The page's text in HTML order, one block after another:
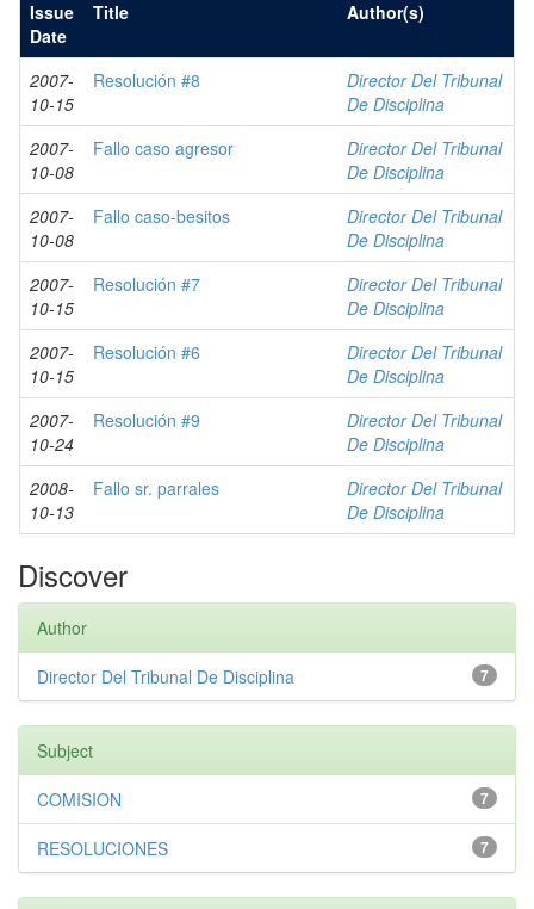
Issue
Date
Title Author(s)
2007-
10-15
Resolución #8
Director Del Tribunal
De Disciplina
2007-
10-08
Fallo caso agresor
Director Del Tribunal
De Disciplina
2007-
10-08
Fallo caso-besitos
Director Del Tribunal
De Disciplina
2007-
10-15
Resolución #7
Director Del Tribunal
De Disciplina
2007-
10-15
Resolución #6
Director Del Tribunal
De Disciplina
2007-
10-24
Resolución #9
Director Del Tribunal
De Disciplina
2008-
10-13
Fallo sr. parrales
Director Del Tribunal
De Disciplina
Discover
Author
7
Director Del Tribunal De Disciplina
Subject
7
COMISION
7
RESOLUCIONES